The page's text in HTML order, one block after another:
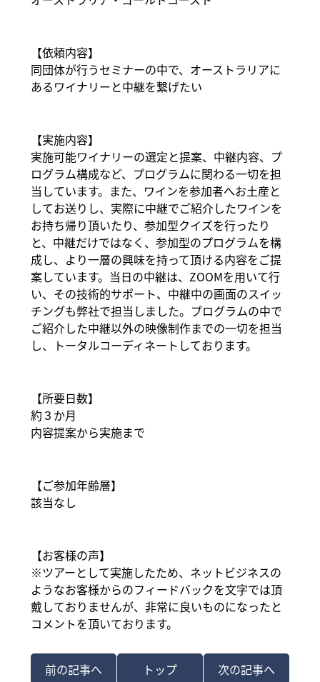
【依頼内容】
同団体が行うセミナーの中で、オーストラリアに
あるワイナリーと中継を繋げたい
【実施内容】
実施可能ワイナリーの選定と提案、中継内容、プ
ログラム構成など、プログラムに関わる一切を担
当しています。また、ワインを参加者へお土産と
してお送りし、実際に中継でご紹介したワインを
お持ち帰り頂いたり、参加型クイズを行ったり
と、中継だけではなく、参加型のプログラムを構
成し、より一層の興味を持って頂ける内容をご提
案しています。当日の中継は、ZOOMを用いて行
い、その技術的サポート、中継中の画面のスイッ
チングも弊社で担当しました。プログラムの中で
ご紹介した中継以外の映像制作までの一切を担当
し、トータルコーディネートしております。
【所要日数】
約３か月
内容提案から実施まで
【ご参加年齢層】
該当なし
【お客様の声】
※ツアーとして実施したため、ネットビジネスの
ようなお客様からのフィードバックを文字では頂
戴しておりませんが、非常に良いものになったと
コメントを頂いております。
前の記事へ トップ 次の記事へ